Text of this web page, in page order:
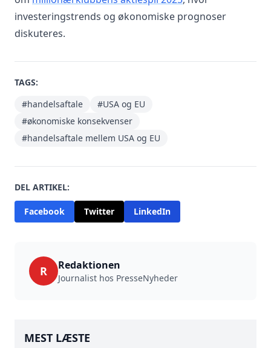
investeringstrends og økonomiske prognoser
diskuteres.
TAGS:
#handelsaftale
#USA og EU
#økonomiske konsekvenser
#handelsaftale mellem USA og EU
DEL ARTIKEL:
Facebook Twitter LinkedIn
R Redaktionen
Journalist hos PresseNyheder
MEST LÆSTE